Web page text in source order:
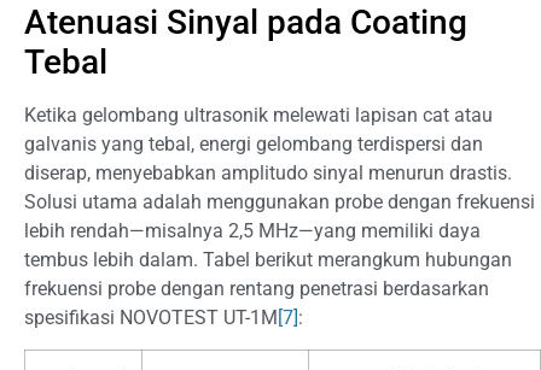
Atenuasi Sinyal pada Coating
Tebal
Ketika gelombang ultrasonik melewati lapisan cat atau
galvanis yang tebal, energi gelombang terdispersi dan
diserap, menyebabkan amplitudo sinyal menurun drastis.
Solusi utama adalah menggunakan probe dengan frekuensi
lebih rendah—misalnya 2,5 MHz—yang memiliki daya
tembus lebih dalam. Tabel berikut merangkum hubungan
frekuensi probe dengan rentang penetrasi berdasarkan
spesifikasi NOVOTEST UT-1M[7]: